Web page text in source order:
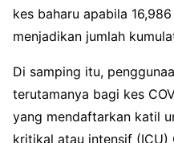
kes baharu apabila
menjadikan jumlah
Di samping itu,
terutamanya bagi kes
yang mendaftarkan katil
kritikal atau intensif (ICU)